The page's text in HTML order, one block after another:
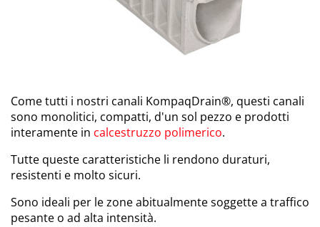
Come tutti i nostri canali KompaqDrain®, questi canali
sono monolitici, compatti, d'un sol pezzo e prodotti
interamente in calcestruzzo polimerico.
Tutte queste caratteristiche li rendono duraturi,
resistenti e molto sicuri.
Sono ideali per le zone abitualmente soggette a traffico
pesante o ad alta intensità.